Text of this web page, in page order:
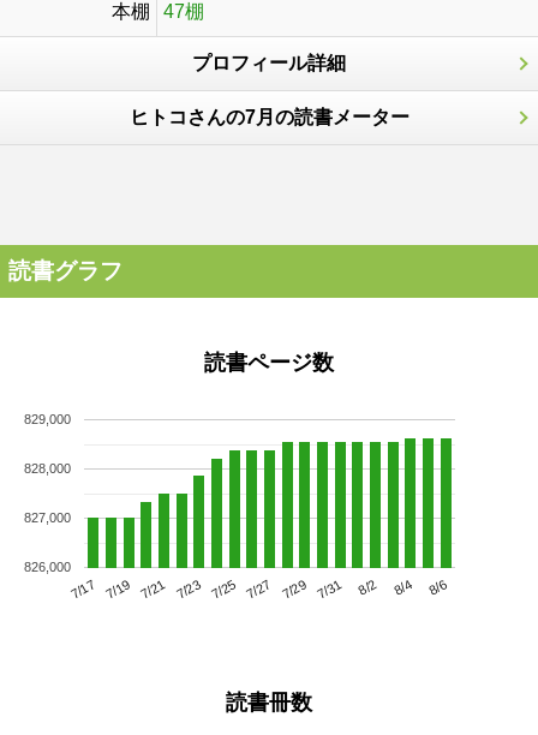
本棚 47棚
プロフィール詳細
ヒトコさんの7月の読書メーター
読書グラフ
読書ページ数
7/17 7/19 7/21 7/23 7/25 7/27 7/29 7/31 8/2 8/4 8/6
826,000
827,000
828,000
829,000
読書冊数